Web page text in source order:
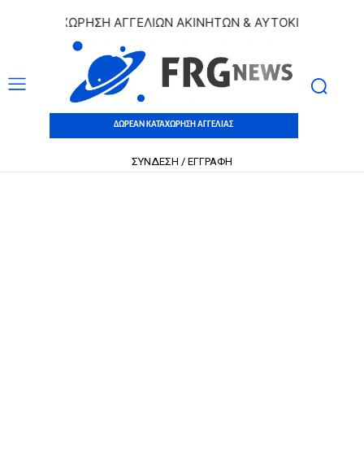
ΚΑΤΑΧΩΡΗΣΗ ΑΓΓΕΛΙΩΝ ΑΚΙΝΗΤΩΝ & ΑΥΤΟΚΙΝΗΤΩΝ |
ΔΩΡΕΑΝ ΚΑΤΑΧΩΡΗΣΗ ΑΓΓΕΛΙΑΣ
ΣΥΝΔΕΣΗ / ΕΓΓΡΑΦΗ